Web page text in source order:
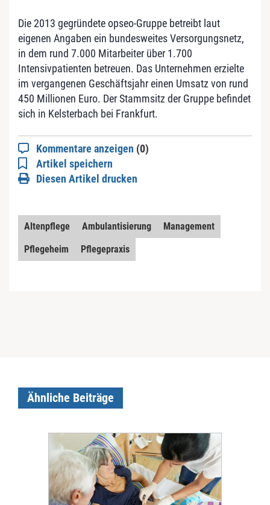
Die 2013 gegründete opseo-Gruppe betreibt laut
eigenen Angaben ein bundesweites Versorgungsnetz,
in dem rund 7.000 Mitarbeiter über 1.700
Intensivpatienten betreuen. Das Unternehmen erzielte
im vergangenen Geschäftsjahr einen Umsatz von rund
450 Millionen Euro. Der Stammsitz der Gruppe befindet
sich in Kelsterbach bei Frankfurt.
Kommentare anzeigen (0)
Artikel speichern
Diesen Artikel drucken
Altenpflege Ambulantisierung
Management
Pflegeheim
Pflegepraxis
Ähnliche Beiträge